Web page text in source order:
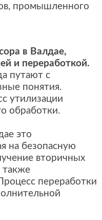
промышленного
в Валдае,
и переработкой.
путают с
понятия.
утилизации
обработки.
это
на безопасную
вторичных
также
переработки